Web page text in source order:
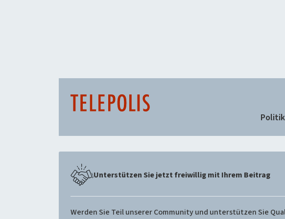
Politik
Unterstützen Sie jetzt freiwillig mit Ihrem Beitrag
Werden Sie Teil unserer Community und unterstützen Sie